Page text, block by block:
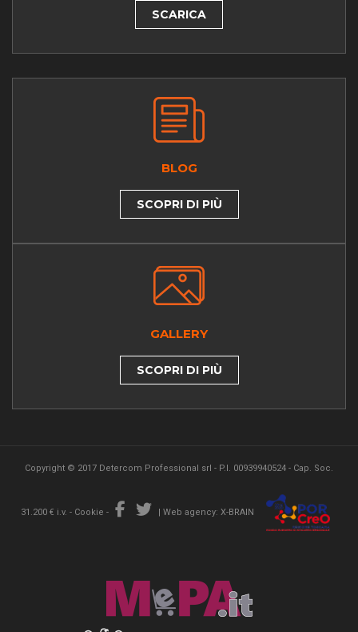
SCARICA
BLOG
SCOPRI DI PIÙ
GALLERY
SCOPRI DI PIÙ
Copyright © 2017 Detercom Professional srl - P.I. 00939940524 - Cap. Soc.
31.200 € i.v. - Cookie - | Web agency: X-BRAIN